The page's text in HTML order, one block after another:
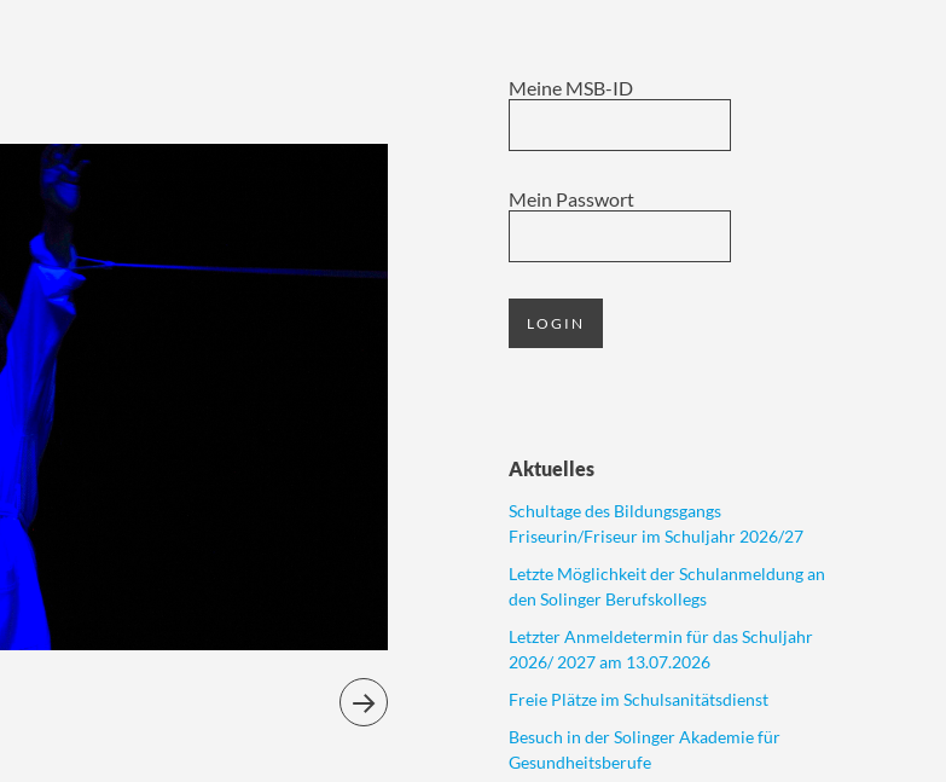
Meine MSB-ID
Mein Passwort
Aktuelles
Schultage des Bildungsgangs
Friseurin/Friseur im Schuljahr 2026/27
Letzte Möglichkeit der Schulanmeldung an
den Solinger Berufskollegs
Letzter Anmeldetermin für das Schuljahr
2026/ 2027 am 13.07.2026
Freie Plätze im Schulsanitätsdienst
Besuch in der Solinger Akademie für
Gesundheitsberufe